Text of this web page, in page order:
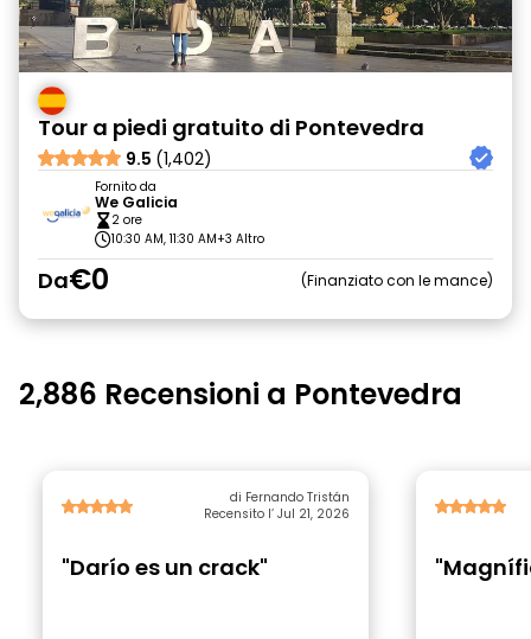
Tour a piedi gratuito di Pontevedra
9.5 (1,402)
Fornito da
We Galicia
2 ore
10:30 AM, 11:30 AM+3 Altro
Da€0 Finanziato con le mance
2,886 Recensioni a Pontevedra
di Fernando Tristán
Recensito l’ Jul 21, 2026
"Darío es un crack"